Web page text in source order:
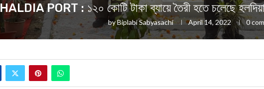
HALDIA PORT : ১২০ কোটি টাকা ব্যায়ে তৈরী হতে চলেছে হলদিয়া
byBiplabi Sabyasachi April 14, 2022 0